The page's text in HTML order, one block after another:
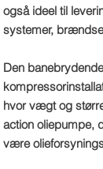
også ideel til
systemer,
Den
hvor vægt og
action oliepumpe,
være